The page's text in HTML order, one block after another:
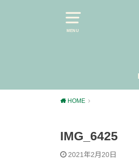
MENU
HOME
IMG_6425
2021年2月20日